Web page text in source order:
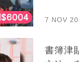
7 NOV
書簿津